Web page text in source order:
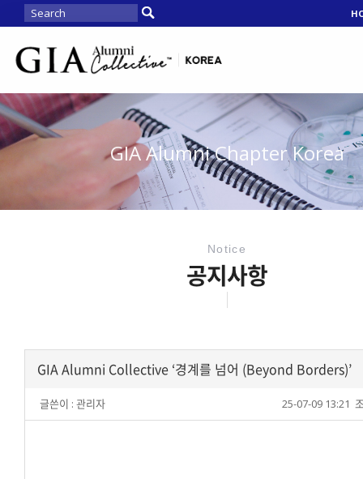
GIA Alumni Chapter Korea
Notice
공지사항
GIA Alumni Collective ‘경계를 넘어 (Beyond Borders)’
글쓴이 : 관리자 25-07-09 13:21